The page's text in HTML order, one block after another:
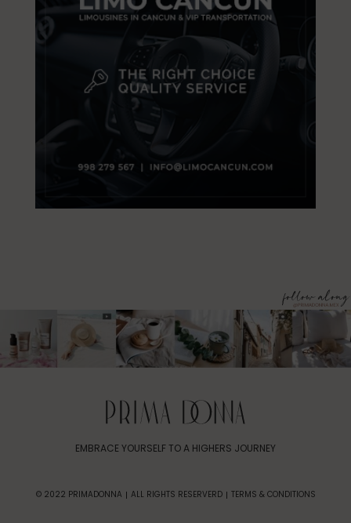
EMBRACE YOURSELF TO A HIGHERS JOURNEY
© 2022 PRIMADONNA ALL RIGHTS RESERVERD TERMS & CONDITIONS